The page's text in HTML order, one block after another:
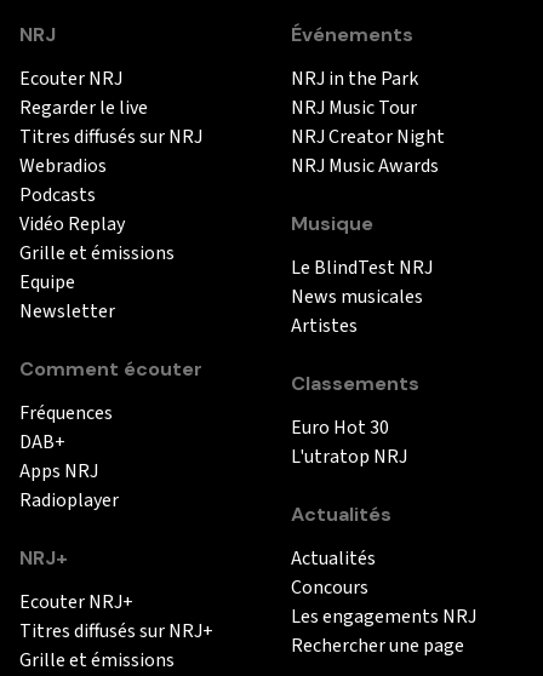
NRJ
Ecouter NRJ
Regarder le live
Titres diffusés sur NRJ
Webradios
Podcasts
Vidéo Replay
Grille et émissions
Equipe
Newsletter
Comment écouter
Fréquences
DAB+
Apps NRJ
Radioplayer
NRJ+
Ecouter NRJ+
Titres diffusés sur NRJ+
Grille et émissions
Événements
NRJ in the Park
NRJ Music Tour
NRJ Creator Night
NRJ Music Awards
Musique
Le BlindTest NRJ
News musicales
Artistes
Classements
Euro Hot 30
L'utratop NRJ
Actualités
Actualités
Concours
Les engagements NRJ
Rechercher une page